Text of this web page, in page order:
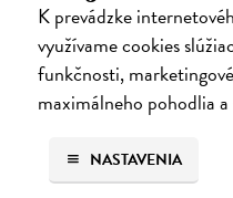
K prevádzke
využívame cookies
funkčnosti,
maximálneho pohodlia
NASTAVENIA
Faktor Pafko
Kadlecová Kateřina, Pafko
Profesor Pavel Pafko letos
šedesát let v témže
chirurgické kliniky 1.